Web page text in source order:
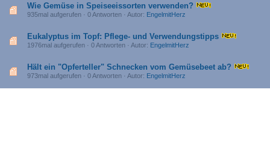
Wie Gemüse in Speiseeissorten verwenden?
935mal aufgerufen · 0 Antworten · Autor: EngelmitHerz
Eukalyptus im Topf: Pflege- und Verwendungstipps
1976mal aufgerufen · 0 Antworten · Autor: EngelmitHerz
Hält ein "Opferteller" Schnecken vom Gemüsebeet ab?
973mal aufgerufen · 0 Antworten · Autor: EngelmitHerz